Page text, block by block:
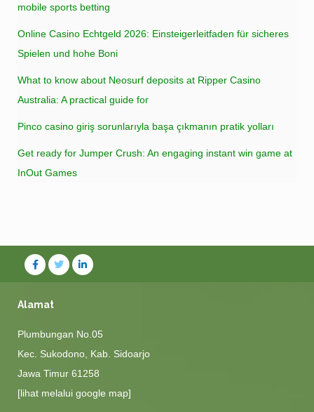
mobile sports betting
Online Casino Echtgeld 2026: Einsteigerleitfaden für sicheres
Spielen und hohe Boni
What to know about Neosurf deposits at Ripper Casino
Australia: A practical guide for
Pinco casino giriş sorunlarıyla başa çıkmanın pratik yolları
Get ready for Jumper Crush: An engaging instant win game at
InOut Games
Alamat
Plumbungan No.05
Kec. Sukodono, Kab. Sidoarjo
Jawa Timur 61258
[lihat melalui google map]